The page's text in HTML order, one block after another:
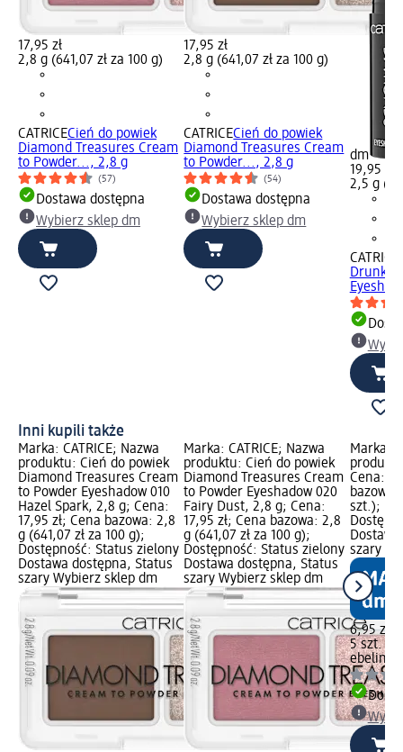
17,95 zł
2,8 g (641,07 zł za 100 g)
CATRICECień do powiek
Diamond Treasures Cream
to Powder..., 2,8 g
(57)
Dostawa dostępna
Wybierz sklep dm
17,95 zł
2,8 g (641,07 zł za 100 g)
CATRICECień do powiek
Diamond Treasures Cream
to Powder..., 2,8 g
(54)
Dostawa dostępna
Wybierz sklep dm
dm
19,95 zł
2,5 g
CATRICE
Drunk'n
Inni kupili także
Marka: CATRICE; Nazwa
produktu: Cień do powiek
Diamond Treasures Cream
to Powder Eyeshadow 010
Hazel Spark, 2,8 g; Cena:
17,95 zł; Cena bazowa: 2,8
g (641,07 zł za 100 g);
Dostępność: Status zielony
Dostawa dostępna, Status
szary Wybierz sklep dm
Marka: CATRICE; Nazwa
produktu: Cień do powiek
Diamond Treasures Cream
to Powder Eyeshadow 020
Fairy Dust, 2,8 g; Cena:
17,95 zł; Cena bazowa: 2,8
g (641,07 zł za 100 g);
Dostępność: Status zielony
Dostawa dostępna, Status
szary Wybierz sklep dm
Marka:
Cena:
bazowa:
szt.);
szary
6,95 zł
5 szt.
ebelin